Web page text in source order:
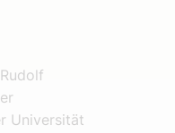
Universität